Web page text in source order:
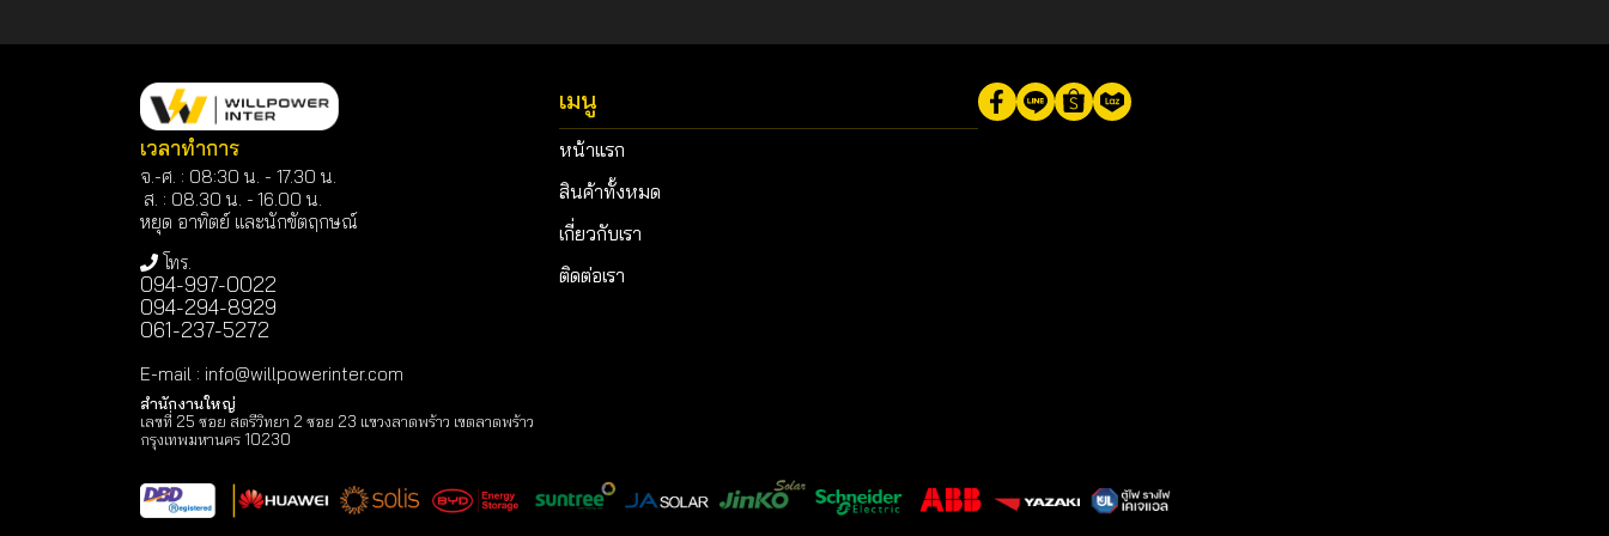
เวลาทำการ
จ.-ศ. : 08:30 น. - 17.30 น.
ส. : 08.30 น. - 16.00 น.
หยุด อาทิตย์ และนักขัตฤกษณ์
โทร.
094-997-0022
094-294-8929
061-237-5272
E-mail : info@willpowerinter.com
สำนักงานใหญ่
เลขที่ 25 ซอย สตรีวิทยา 2 ซอย 23 แขวงลาดพร้าว เขตลาดพร้าว
กรุงเทพมหานคร 10230
เมนู
หน้าแรก
สินค้าทั้งหมด
เกี่ยวกับเรา
ติดต่อเรา